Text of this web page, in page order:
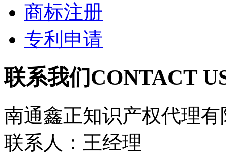
商标注册
专利申请
联系我们CONTACT
南通鑫正知识产权代理有
联系人：王经理